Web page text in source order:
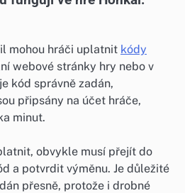
mohou hráči uplatnit kódy
webové stránky hry nebo v
kód správně zadán,
připsány na účet hráče,
minut.
obvykle musí přejít do
a potvrdit výměnu. Je důležité
přesně, protože i drobné